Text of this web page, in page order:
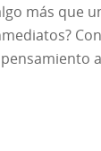
más que